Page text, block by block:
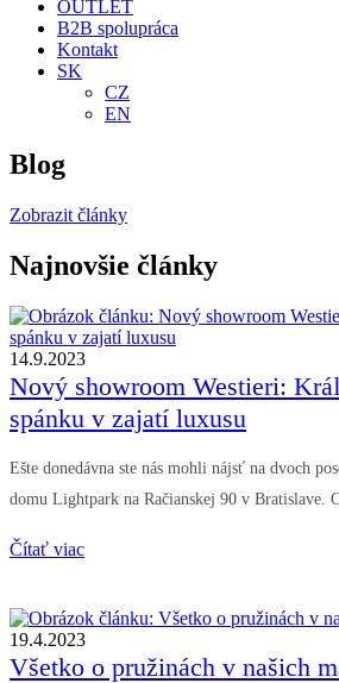
OUTLET
B2B spolupráca
Kontakt
SK
CZ
EN
Blog
Zobrazit články
Najnovšie články
14.9.2023
Nový showroom Westieri:
spánku v zajatí luxusu
Ešte donedávna ste nás mohli nájsť na dvoch
domu Lightpark na Račianskej 90 v Bratislave.
Čítať viac
19.4.2023
Všetko o pružinách v našich